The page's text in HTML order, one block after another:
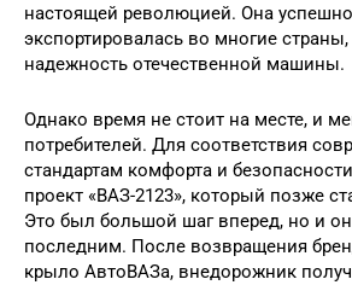
настоящей революцией. Она успешно
экспортировалась во многие
надежность отечественной машины.
Однако время не стоит на месте, и
потребителей. Для соответствия
стандартам комфорта и
проект «ВАЗ-2123», который позже
Это был большой шаг вперед, но и
последним. После возвращения
крыло АвтоВАЗа, внедорожник